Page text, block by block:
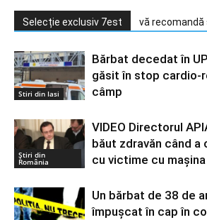
Selecție exclusiv 7est vă recomandă
Stiri din Iasi
Bărbat decedat în
găsit în stop cardio-
câmp
Știri din
România
VIDEO Directorul
băut zdravăn când
cu victime cu
Un bărbat de 38 de
împușcat în cap în